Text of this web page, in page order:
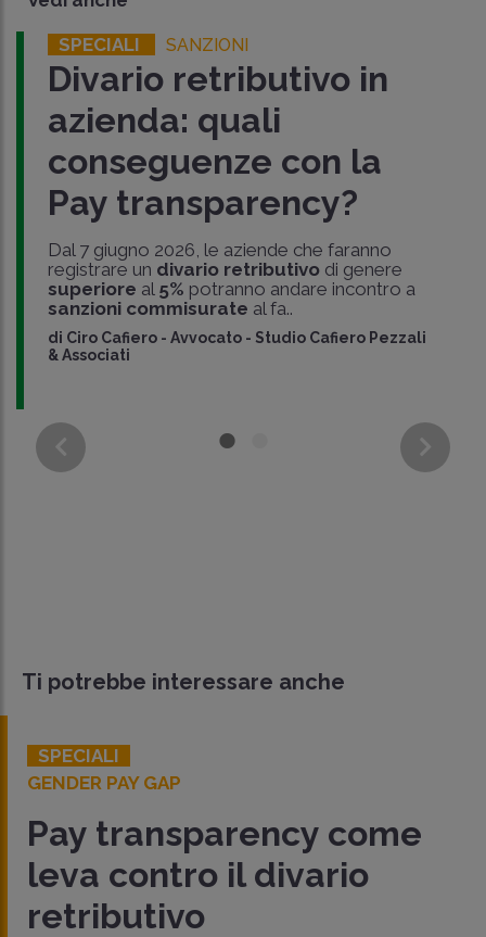
SPECIALI SANZIONI
Divario retributivo in
azienda: quali
conseguenze con la
Pay transparency?
Dal 7 giugno 2026, le aziende che faranno
registrare un divario retributivodi genere
superiore al 5% potranno andare incontro a
sanzioni commisurate al fa..
di Ciro Cafiero - Avvocato - Studio Cafiero Pezzali
& Associati
Ti potrebbe interessare anche
SPECIALI
GENDER PAY GAP
Pay transparency come
leva contro il divario
retributivo